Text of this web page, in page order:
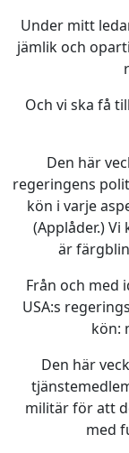
Under mitt
jämlik och
Och vi ska få
Den här
regeringens
kön i varje
(Applåder.)
är
Från och med
USA:s
kön:
Den här
militär för att
med